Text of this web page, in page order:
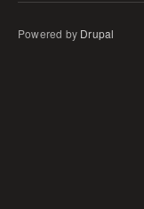
Powered by Drupal